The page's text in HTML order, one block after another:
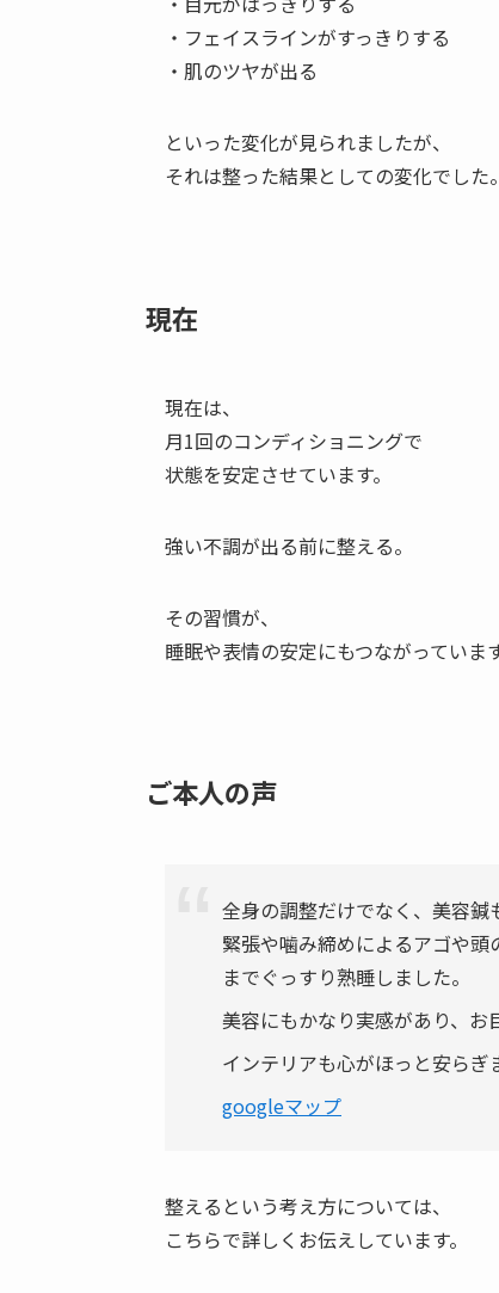
・フェイスラインがすっきりする
・肌のツヤが出る
といった変化が見られましたが、
それは整った結果としての変化でした。
現在
現在は、
月1回のコンディショニングで
状態を安定させています。
強い不調が出る前に整える。
その習慣が、
睡眠や表情の安定にもつながっています
ご本人の声
全身の調整だけでなく、美容鍼
緊張や噛み締めによるアゴや
までぐっすり熟睡しました。
美容にもかなり実感があり、
インテリアも心がほっと安らぎ
googleマップ
整えるという考え方については、
こちらで詳しくお伝えしています。